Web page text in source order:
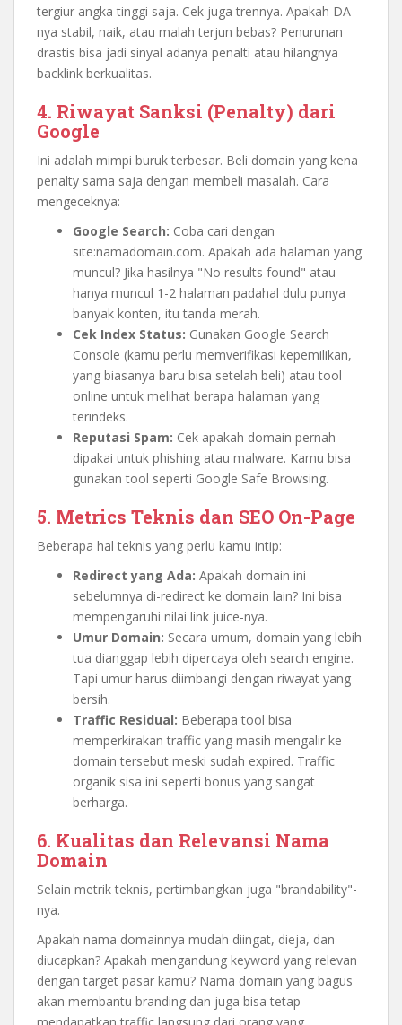
tergiur angka tinggi saja. Cek juga trennya. Apakah DA-
nya stabil, naik, atau malah terjun bebas? Penurunan
drastis bisa jadi sinyal adanya penalti atau hilangnya
backlink berkualitas.
4. Riwayat Sanksi (Penalty) dari
Google
Ini adalah mimpi buruk terbesar. Beli domain yang kena
penalty sama saja dengan membeli masalah. Cara
mengeceknya:
Google Search: Coba cari dengan
site:namadomain.com. Apakah ada halaman yang
muncul? Jika hasilnya "No results found" atau
hanya muncul 1-2 halaman padahal dulu punya
banyak konten, itu tanda merah.
Cek Index Status: Gunakan Google Search
Console (kamu perlu memverifikasi kepemilikan,
yang biasanya baru bisa setelah beli) atau tool
online untuk melihat berapa halaman yang
terindeks.
Reputasi Spam: Cek apakah domain pernah
dipakai untuk phishing atau malware. Kamu bisa
gunakan tool seperti Google Safe Browsing.
5. Metrics Teknis dan SEO On-Page
Beberapa hal teknis yang perlu kamu intip:
Redirect yang Ada: Apakah domain ini
sebelumnya di-redirect ke domain lain? Ini bisa
mempengaruhi nilai link juice-nya.
Umur Domain: Secara umum, domain yang lebih
tua dianggap lebih dipercaya oleh search engine.
Tapi umur harus diimbangi dengan riwayat yang
bersih.
Traffic Residual: Beberapa tool bisa
memperkirakan traffic yang masih mengalir ke
domain tersebut meski sudah expired. Traffic
organik sisa ini seperti bonus yang sangat
berharga.
6. Kualitas dan Relevansi Nama
Domain
Selain metrik teknis, pertimbangkan juga "brandability"-
nya.
Apakah nama domainnya mudah diingat, dieja, dan
diucapkan? Apakah mengandung keyword yang relevan
dengan target pasar kamu? Nama domain yang bagus
akan membantu branding dan juga bisa tetap